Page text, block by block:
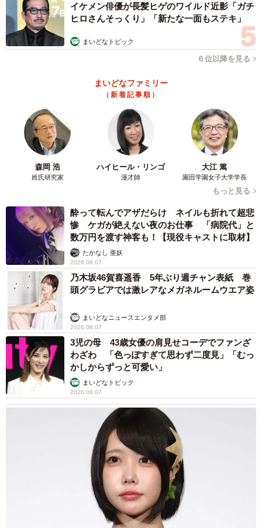
イケメン俳優が長髪ヒゲのワイルド近影「ガチ
ヒロさんそっくり」「新たな一面もステキ」
まいどなトピック
６位以降を見る
まいどなファミリー
（新着記事順）
森岡 浩
姓氏研究家
ハイヒール・リンゴ
漫才師
大江 篤
園田学園女子大学学長
もっと見る
酔って転んでアザだらけ ネイルも折れて超悲
惨 ケガが絶えない夜のお仕事 「病院代」と
数万円を渡す神客も！【現役キャストに取材】
たかなし 亜妖
2026.08.07
乃木坂46賀喜遥香 5年ぶり週チャン表紙 巻
頭グラビアでは激レアなメガネルームウエア姿
まいどなニュースエンタメ部
2026.08.07
3児の母 43歳女優の肩見せコーデでファンざ
わざわ 「色っぽすぎて思わず二度見」「むっ
かしからずっと可愛い」
まいどなトピック
2026.08.07